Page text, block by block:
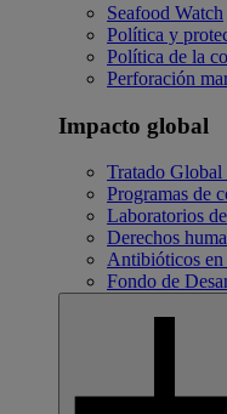
Seafood Watch
Política y
Política de la
Perforación
Impacto global
Tratado Global
Programas de
Laboratorios
Derechos
Antibióticos
Fondo de